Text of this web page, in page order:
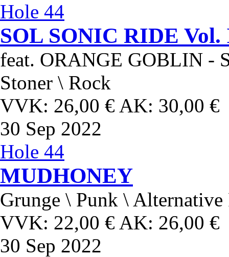
Hole 44
SOL SONIC RIDE
feat. ORANGE GOBLIN -
Stoner \ Rock
VVK: 26,00 € AK: 30,00 €
30 Sep 2022
Hole 44
MUDHONEY
Grunge \ Punk \ Alternative
VVK: 22,00 € AK: 26,00 €
30 Sep 2022